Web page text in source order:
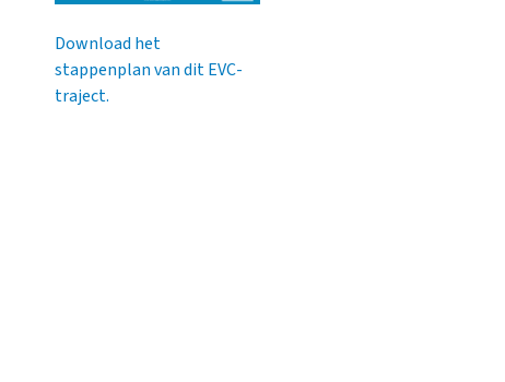
Download het
stappenplan van dit EVC-
traject.